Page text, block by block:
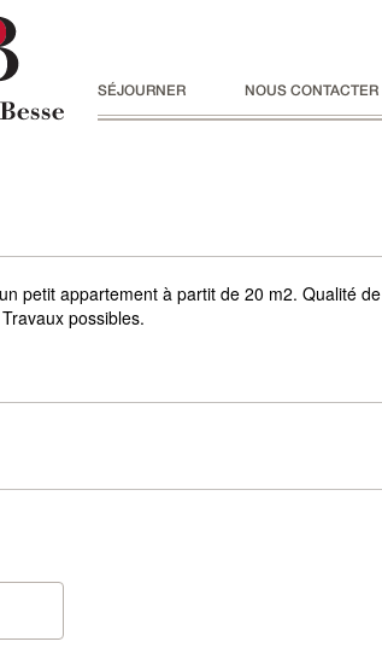
SÉJOURNER NOUS CONTACTER
petit appartement à partit de 20 m2. Qualité de
possibles.